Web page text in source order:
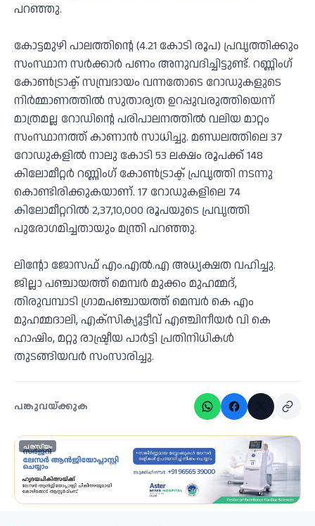
പറഞ്ഞു.
കോട്ടമുഴി പാലത്തിന്റെ (4.21 കോടി രൂപ) പ്രവൃത്തിക്കും
സംസ്ഥാന സർക്കാർ പണം അനുവദിച്ചിട്ടുണ്ട്. റണ്ണിംഗ്
കോൺട്രാക്ട് സമ്പ്രദായം വന്നതോടെ റോഡുകളുടെ
നിർമ്മാണത്തിൽ സുതാര്യത ഉറപ്പുവരുത്തിയെന്ന്
മാത്രമല്ല റോഡിന്റെ പരിപാലനത്തിൽ വലിയ മാറ്റം
സംസ്ഥാനത്ത് കാണാൻ സാധിച്ചു. മണ്ഡലത്തിലെ 37
റോഡുകളിൽ നാലു കോടി 53 ലക്ഷം രൂപക്ക് 148
കിലോമീറ്റർ റണ്ണിംഗ് കോൺട്രാക്ട് പ്രവൃത്തി നടന്നു
കൊണ്ടിരിക്കുകയാണ്. 17 റോഡുകളിലെ 74
കിലോമീറ്ററിൽ 2,37,10,000 രൂപയുടെ പ്രവൃത്തി
പുരോഗമിച്ചതായും മന്ത്രി പറഞ്ഞു.
ലിൻ്റോ ജോസഫ് എം.എൽ.എ അധ്യക്ഷത വഹിച്ചു.
ജില്ലാ പഞ്ചായത്ത് മെമ്പർ മുക്കം മുഹമ്മദ്,
തിരുവമ്പാടി ഗ്രാമപഞ്ചായത്ത് മെമ്പർ കെ എം
മുഹമ്മദാലി, എക്‌സിക്യൂട്ടീവ് എഞ്ചിനീയർ വി കെ
ഹാഷിം, മറ്റു രാഷ്ട്രീയ പാർട്ടി പ്രതിനിധികൾ
തുടങ്ങിയവർ സംസാരിച്ചു.
പങ്കുവയ്ക്കുക
പരസ്യം